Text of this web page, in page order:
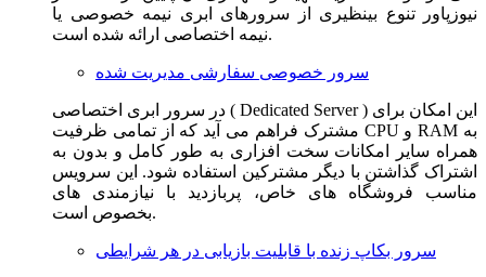
نیوزپاور تنوع بینظیری از سرورهای ابری نیمه خصوصی یا
نیمه اختصاصی ارائه شده است.
سرور خصوصی سفارشی مدیریت شده
در سرور ابری اختصاصی ( Dedicated Server ) این امکان برای
مشترک فراهم می آید که از تمامی ظرفیت CPU و RAM به
همراه سایر امکانات سخت افزاری به طور کامل و بدون به
اشتراک گذاشتن با دیگر مشترکین استفاده شود. این سرویس
مناسب فروشگاه های خاص، پربازدید با نیازمندی های
بخصوص است.
سرور بکاپ زنده با قابلیت بازیابی در هر شرایطی